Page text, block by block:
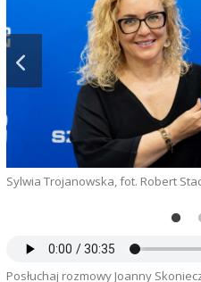
Sylwia Trojanowska, fot. Robert
Posłuchaj rozmowy Joanny